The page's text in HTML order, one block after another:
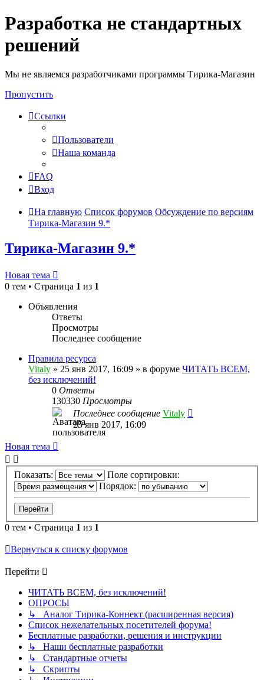
Разработка не стандартных
решений
Мы не являемся разработчиками программы Тирика-Магазин
Пропустить
Ссылки
Пользователи
Наша команда
FAQ
Вход
На главную Список форумов Обсуждение по версиям
Тирика-Магазин 9.*
Тирика-Магазин 9.*
Новая тема
0 тем • Страница 1 из 1
Объявления
Ответы
Просмотры
Последнее сообщение
Правила ресурса
Vitaly » 25 янв 2017, 16:09 » в форуме ЧИТАТЬ ВСЕМ,
без исключений!
0 Ответы
130330 Просмотры
Последнее сообщение Vitaly
25 янв 2017, 16:09
Новая тема
Показать:
Поле сортировки:
Порядок:
0 тем • Страница 1 из 1
Вернуться к списку форумов
Перейти
ЧИТАТЬ ВСЕМ, без исключений!
ОПРОСЫ
↳ Аналог Тирика-Коннект (расширенная версия)
Список нежелательных посетителей форума!
Бесплатные разработки, решения и инструкции
↳ Наши бесплатные разработки
↳ Стандартные отчеты
↳ Скрипты